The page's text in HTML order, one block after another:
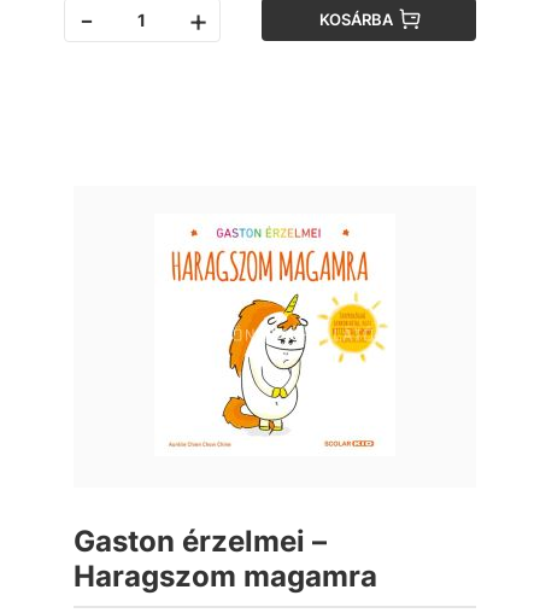
- + KOSÁRBA
Gaston érzelmei –
Haragszom magamra